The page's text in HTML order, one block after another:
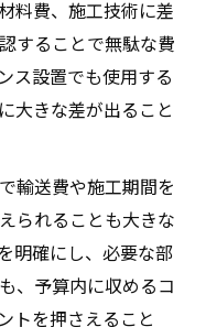
料費、施工技術に差
することで無駄な費
ス設置でも使用する
大きな差が出ること
輸送費や施工期間を
られることも大きな
明確にし、必要な部
、予算内に収めるコ
トを押さえること